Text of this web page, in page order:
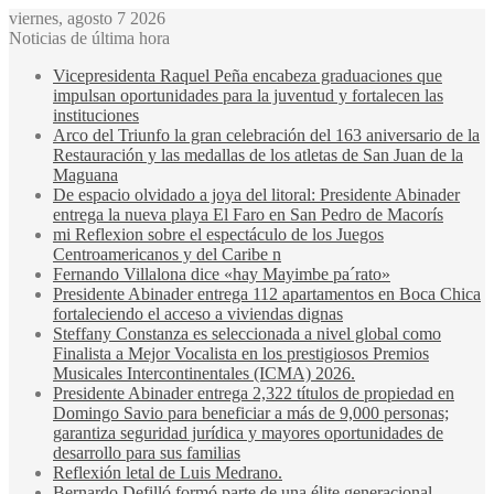
viernes, agosto 7 2026
Noticias de última hora
Vicepresidenta Raquel Peña encabeza graduaciones que
impulsan oportunidades para la juventud y fortalecen las
instituciones
Arco del Triunfo la gran celebración del 163 aniversario de la
Restauración y las medallas de los atletas de San Juan de la
Maguana
De espacio olvidado a joya del litoral: Presidente Abinader
entrega la nueva playa El Faro en San Pedro de Macorís
mi Reflexion sobre el espectáculo de los Juegos
Centroamericanos y del Caribe n
Fernando Villalona dice «hay Mayimbe pa´rato»
Presidente Abinader entrega 112 apartamentos en Boca Chica
fortaleciendo el acceso a viviendas dignas
Steffany Constanza es seleccionada a nivel global como
Finalista a Mejor Vocalista en los prestigiosos Premios
Musicales Intercontinentales (ICMA) 2026.
Presidente Abinader entrega 2,322 títulos de propiedad en
Domingo Savio para beneficiar a más de 9,000 personas;
garantiza seguridad jurídica y mayores oportunidades de
desarrollo para sus familias
Reflexión letal de Luis Medrano.